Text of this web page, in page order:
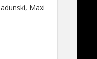
Maxi